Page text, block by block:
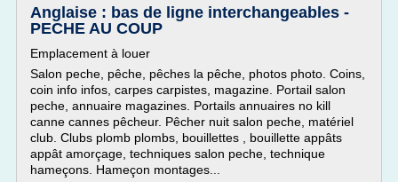
Anglaise : bas de ligne interchangeables -
PECHE AU COUP
Emplacement à louer
Salon peche, pêche, pêches la pêche, photos photo. Coins,
coin info infos, carpes carpistes, magazine. Portail salon
peche, annuaire magazines. Portails annuaires no kill
canne cannes pêcheur. Pêcher nuit salon peche, matériel
club. Clubs plomb plombs, bouillettes , bouillette appâts
appât amorçage, techniques salon peche, technique
hameçons. Hameçon montages...